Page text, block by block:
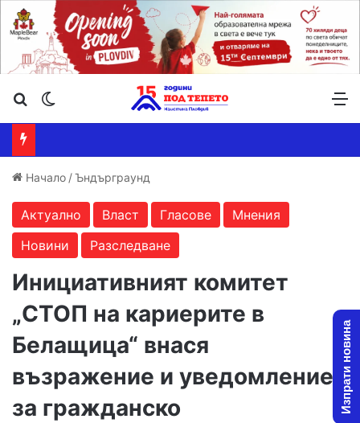
Търсене ...
Начало /Ъндърграунд
Актуално Власт Гласове
Мнения
Новини
Разследване
Инициативният комитет
„СТОП на кариерите в
Белащица“ внася
възражение и уведомление
за гражданско
Изпрати новина